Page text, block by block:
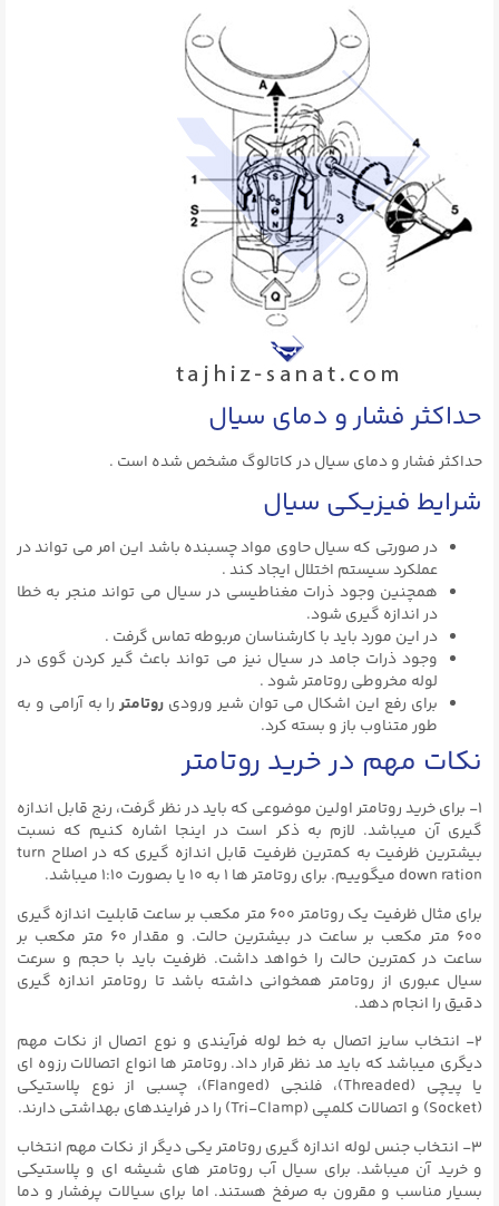
حداکثر فشار و دمای سیال
حداکثر فشار و دمای سیال در کاتالوگ مشخص شده است .
شرایط فیزیکی سیال
در صورتی که سیال حاوی مواد چسبنده باشد این امر می تواند در
عملکرد سیستم اختلال ایجاد کند .
همچنین وجود ذرات مغناطیسی در سیال می تواند منجر به خطا
در اندازه گیری شود.
در این مورد باید با کارشناسان مربوطه تماس گرفت .
وجود ذرات جامد در سیال نیز می تواند باعث گیر کردن گوی در
لوله مخروطی روتامتر شود .
برای رفع این اشکال می توان شیر ورودی روتامتررا به آرامی و به
طور متناوب باز و بسته کرد.
نکات مهم در خرید روتامتر
۱- برای خرید روتامتر اولین موضوعی که باید در نظر گرفت، رنج قابل اندازه
گیری آن میباشد. لازم به ذکر است در اینجا اشاره کنیم که نسبت
بیشترین ظرفیت به کمترین ظرفیت قابل اندازه گیری که در اصلاح turn
down ration میگوییم. برای روتامتر ها ۱ به ۱۰ یا بصورت ۱:۱۰ میباشد.
برای مثال ظرفیت یک روتامتر ۶۰۰ متر مکعب بر ساعت قابلیت اندازه گیری
۶۰۰ متر مکعب بر ساعت در بیشترین حالت. و مقدار ۶۰ متر مکعب بر
ساعت در کمترین حالت را خواهد داشت. ظرفیت باید با حجم و سرعت
سیال عبوری از روتامتر همخوانی داشته باشد تا روتامتر اندازه گیری
دقیق را انجام دهد.
۲- انتخاب سایز اتصال به خط لوله فرآیندی و نوع اتصال از نکات مهم
دیگری میباشد که باید مد نظر قرار داد. روتامتر ها انواع اتصالات رزوه ای
یا پیچی (Threaded)، فلنجی (Flanged)، چسبی از نوع پلاستیکی
(Socket) و اتصالات کلمپی (Tri-Clamp) را در فرایندهای بهداشتی دارند.
۳- انتخاب جنس لوله اندازه گیری روتامتر یکی دیگر از نکات مهم انتخاب
و خرید آن میباشد. برای سیال آب روتامتر های شیشه ای و پلاستیکی
بسیار مناسب و مقرون به صرفخ هستند. اما برای سیالات پرفشار و دما